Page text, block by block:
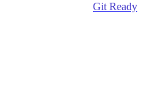
Git Ready